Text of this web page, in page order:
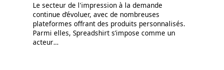
Le secteur de l'impression à la demande
continue d’évoluer, avec de nombreuses
plateformes offrant des produits personnalisés.
Parmi elles, Spreadshirt s’impose comme un
acteur…